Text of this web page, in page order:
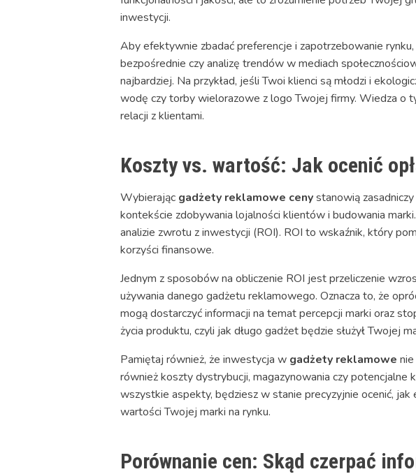
inwestycji.
Aby efektywnie zbadać preferencje i zapotrzebowanie
bezpośrednie czy analizę trendów w mediach
najbardziej. Na przykład, jeśli Twoi klienci są młodzi i
wodę czy torby wielorazowe z logo Twojej firmy. Wiedza o
relacji z klientami.
Koszty vs. wartość: Jak ocenić
Wybierając gadżety reklamowe cenystanowią
kontekście zdobywania lojalności klientów i budowania
analizie zwrotu z inwestycji (ROI). ROI to wskaźnik, który
korzyści finansowe.
Jednym z sposobów na obliczenie ROI jest przeliczenie
używania danego gadżetu reklamowego. Oznacza to, że
mogą dostarczyć informacji na temat percepcji marki oraz
życia produktu, czyli jak długo gadżet będzie służył Twojej
Pamiętaj również, że inwestycja w gadżety reklamowe
również koszty dystrybucji, magazynowania czy
wszystkie aspekty, będziesz w stanie precyzyjnie ocenić,
wartości Twojej marki na rynku.
Porównanie cen: Skąd czerpać